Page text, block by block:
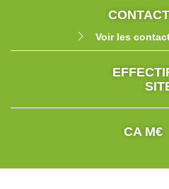
Voir les
CA M€